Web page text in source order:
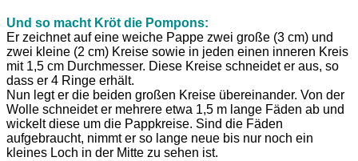
Und so macht Kröt die Pompons:
Er zeichnet auf eine weiche Pappe zwei große (3 cm) und
zwei kleine (2 cm) Kreise sowie in jeden einen inneren Kreis
mit 1,5 cm Durchmesser. Diese Kreise schneidet er aus, so
dass er 4 Ringe erhält.
Nun legt er die beiden großen Kreise übereinander. Von der
Wolle schneidet er mehrere etwa 1,5 m lange Fäden ab und
wickelt diese um die Pappkreise. Sind die Fäden
aufgebraucht, nimmt er so lange neue bis nur noch ein
kleines Loch in der Mitte zu sehen ist.